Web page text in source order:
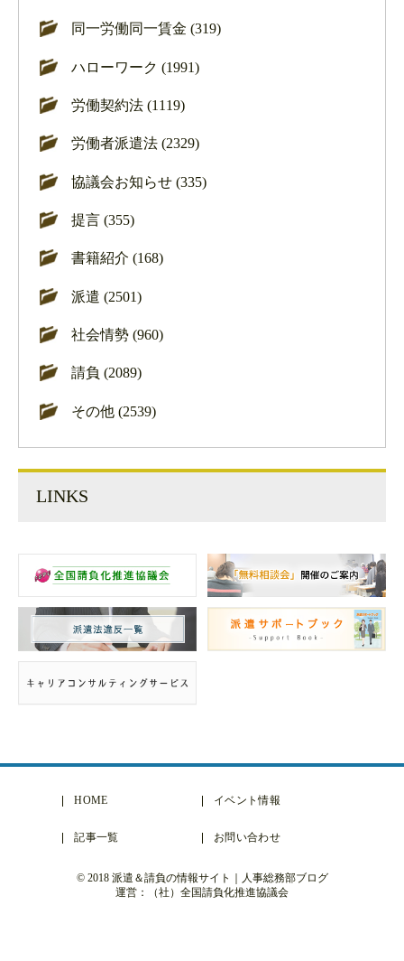
同一労働同一賃金 (319)
ハローワーク (1991)
労働契約法 (1119)
労働者派遣法 (2329)
協議会お知らせ (335)
提言 (355)
書籍紹介 (168)
派遣 (2501)
社会情勢 (960)
請負 (2089)
その他 (2539)
LINKS
HOME イベント情報
記事一覧 お問い合わせ
© 2018 派遣＆請負の情報サイト｜人事総務部ブログ
運営：（社）全国請負化推進協議会